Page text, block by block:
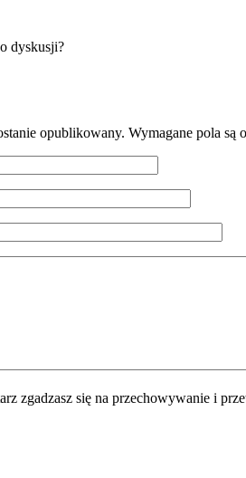
dyskusji?
opublikowany. Wymagane pola są
zgadzasz się na przechowywanie i